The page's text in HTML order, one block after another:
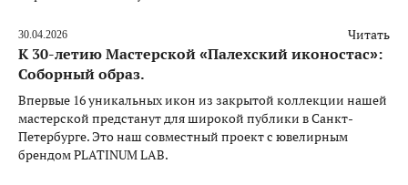
30.04.2026 Читать
К 30-летию Мастерской «Палехский иконостас»:
Соборный образ.
Впервые 16 уникальных икон из закрытой коллекции нашей
мастерской предстанут для широкой публики в Санкт-
Петербурге. Это наш совместный проект с ювелирным
брендом PLATINUM LAB.